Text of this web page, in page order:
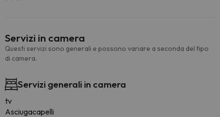
Servizi in camera
Questi servizi sono generali e possono variare a seconda del tipo
di camera.
Servizi generali in camera
tv
Asciugacapelli